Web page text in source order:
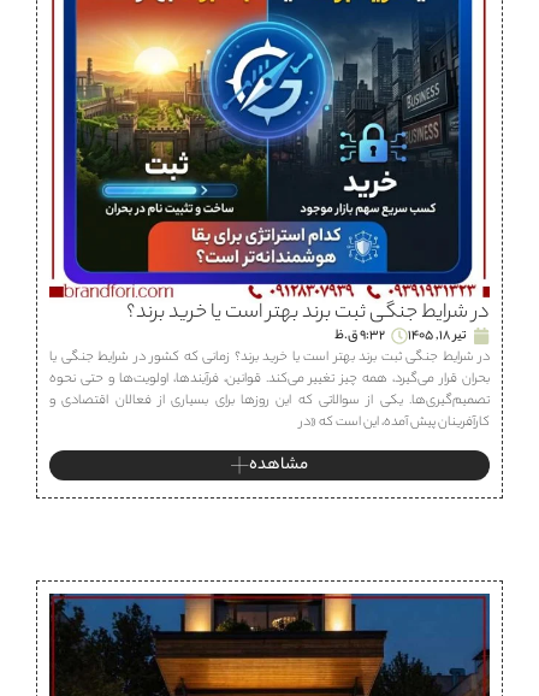
در شرایط جنگی ثبت برند بهتر است یا خرید برند؟
تیر 18, 1405
9:32 ق.ظ
در شرایط جنگی ثبت برند بهتر است یا خرید برند؟ زمانی که کشور در شرایط جنگی یا
بحران قرار می‌گیرد، همه چیز تغییر می‌کند. قوانین، فرآیندها، اولویت‌ها و حتی نحوه
تصمیم‌گیری‌ها. یکی از سوالاتی که این روزها برای بسیاری از فعالان اقتصادی و
کارآفرینان پیش آمده، این است که «در
مشاهده